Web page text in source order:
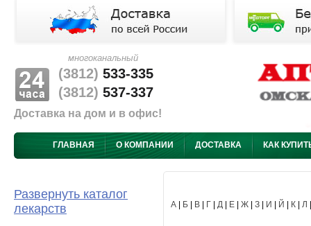
многоканальный
(3812) 533-335
(3812) 537-337
Доставка на дом и в офис!
ГЛАВНАЯ О КОМПАНИИ ДОСТАВКА КАК
Развернуть каталог
лекарств
А Б В Г Д Е Ж З И Й К Л